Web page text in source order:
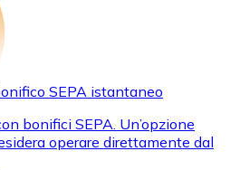
SEPA istantaneo
bonifici SEPA. Un’opzione
operare direttamente dal